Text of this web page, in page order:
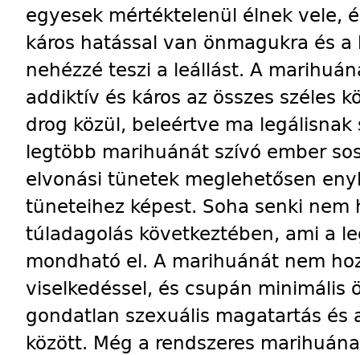
egyesek mértéktelenül élnek vele,
káros hatással van önmagukra és
nehézzé teszi a leállást. A
addiktív és káros az összes széles
drog közül, beleértve ma
legtöbb marihuánát szívó ember
elvonási tünetek meglehetősen
tüneteihez képest. Soha senki
túladagolás következtében, ami a
mondható el. A marihuánát nem
viselkedéssel, és csupán minimális
gondatlan szexuális magatartás és
között. Még a rendszeres